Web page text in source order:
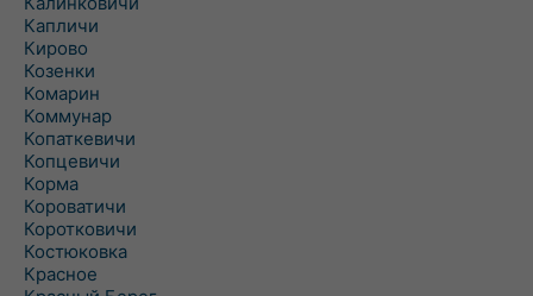
Капличи
Кирово
Козенки
Комарин
Коммунар
Копаткевичи
Копцевичи
Корма
Короватичи
Коротковичи
Костюковка
Красное